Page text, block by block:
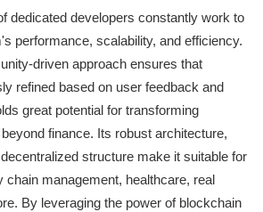
dedicated developers constantly work to
performance, scalability, and efficiency.
driven approach ensures that
refined based on user feedback and
great potential for transforming
finance. Its robust architecture,
structure make it suitable for
chain management, healthcare, real
By leveraging the power of blockchain